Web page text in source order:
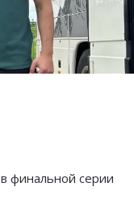
финальной серии